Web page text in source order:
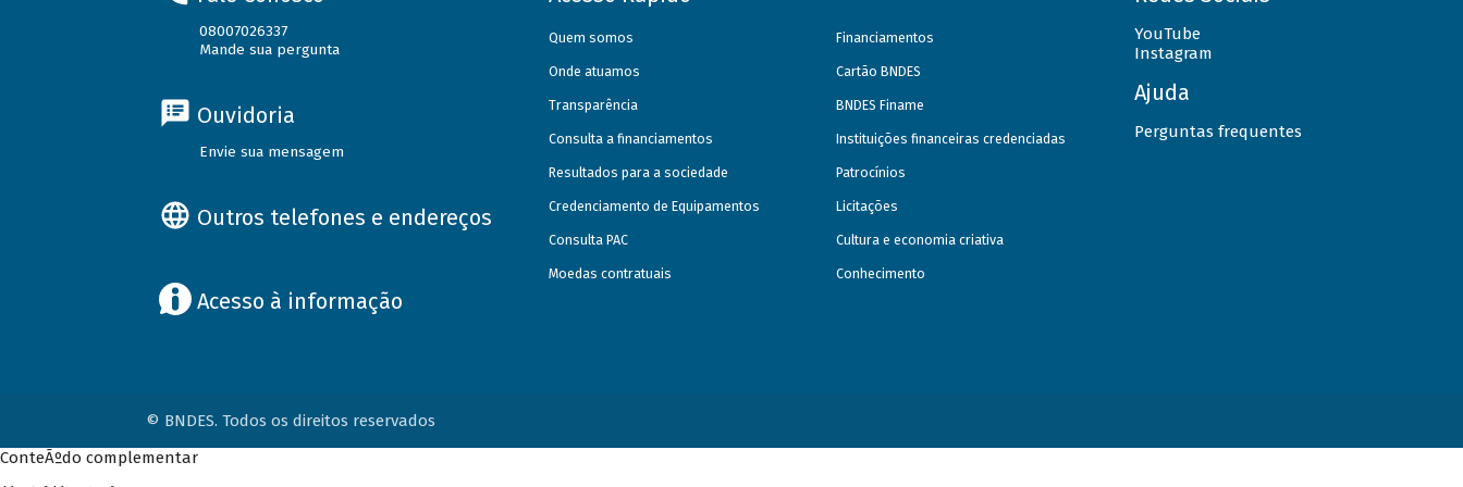
08007026337
Mande sua pergunta
Ouvidoria
Envie sua mensagem
Outros telefones e endereços
Acesso à informação
Quem somos
Onde atuamos
Transparência
Consulta a financiamentos
Resultados para a sociedade
Credenciamento de Equipamentos
Consulta PAC
Moedas contratuais
Financiamentos
Cartão BNDES
BNDES Finame
Instituições financeiras credenciadas
Patrocínios
Licitações
Cultura e economia criativa
Conhecimento
YouTube
Instagram
Ajuda
Perguntas frequentes
© BNDES. Todos os direitos reservados
ConteÃºdo complementar